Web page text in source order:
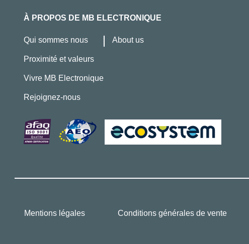
À PROPOS DE MB ELECTRONIQUE
Qui sommes nous About us
Proximité et valeurs
Vivre MB Electronique
Rejoignez-nous
Mentions légales Conditions générales de vente